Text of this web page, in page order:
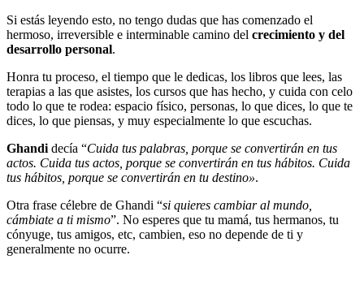
Si estás leyendo esto, no tengo dudas que has comenzado el
hermoso, irreversible e interminable camino del crecimiento y del
desarrollo personal.
Honra tu proceso, el tiempo que le dedicas, los libros que lees, las
terapias a las que asistes, los cursos que has hecho, y cuida con celo
todo lo que te rodea: espacio físico, personas, lo que dices, lo que te
dices, lo que piensas, y muy especialmente lo que escuchas.
Ghandi decía “Cuida tus palabras, porque se convertirán en tus
actos. Cuida tus actos, porque se convertirán en tus hábitos. Cuida
tus hábitos, porque se convertirán en tu destino».
Otra frase célebre de Ghandi “si quieres cambiar al mundo,
cámbiate a ti mismo”. No esperes que tu mamá, tus hermanos, tu
cónyuge, tus amigos, etc, cambien, eso no depende de ti y
generalmente no ocurre.